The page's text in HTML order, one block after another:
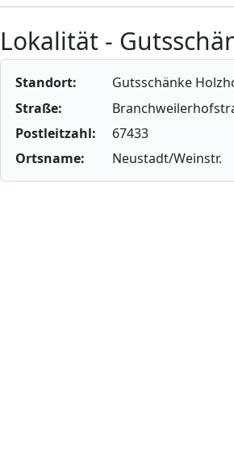
Lokalität -
Standort:
Gutsschänke
Straße:
Postleitzahl:
67433
Ortsname:
Neustadt/Weinstr.